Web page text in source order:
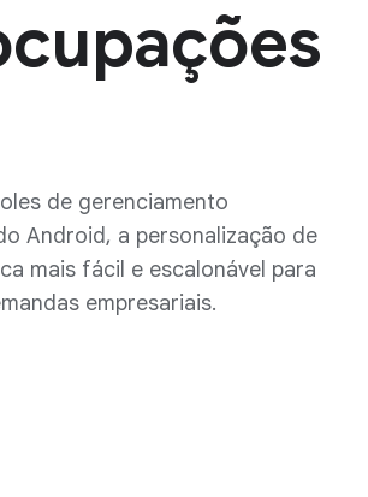
de gerenciamento
Android, a personalização de
mais fácil e escalonável para
empresariais.